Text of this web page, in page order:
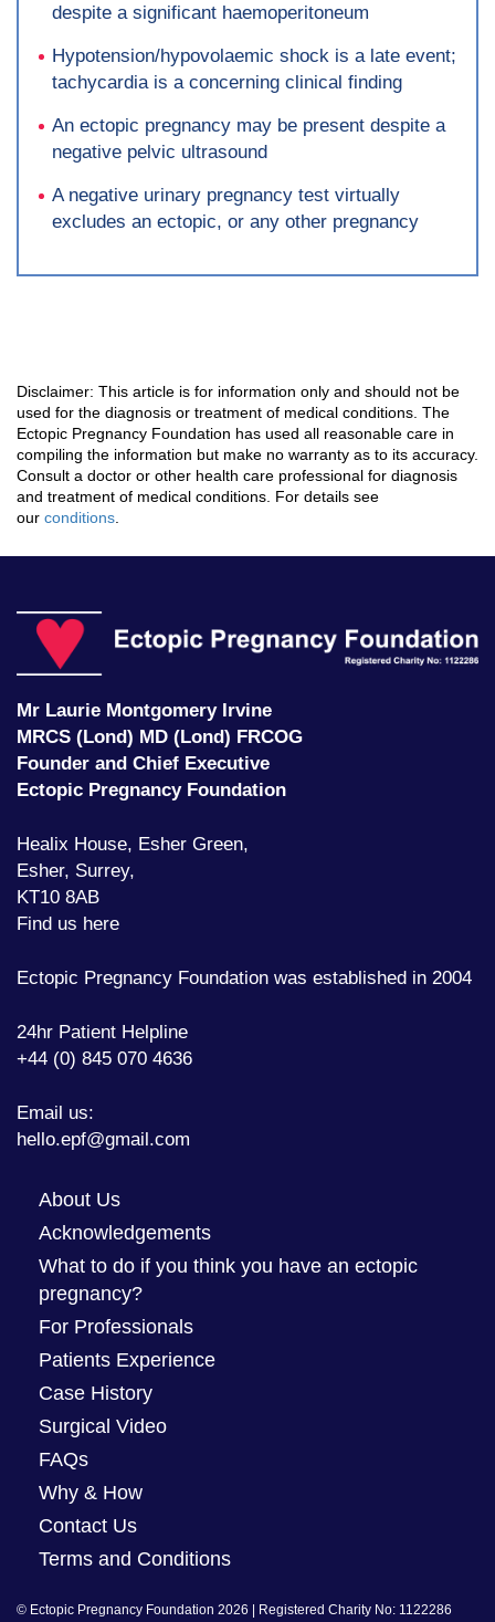
despite a significant haemoperitoneum
Hypotension/hypovolaemic shock is a late event;
tachycardia is a concerning clinical finding
An ectopic pregnancy may be present despite a
negative pelvic ultrasound
A negative urinary pregnancy test virtually
excludes an ectopic, or any other pregnancy
Disclaimer: This article is for information only and should not be
used for the diagnosis or treatment of medical conditions. The
Ectopic Pregnancy Foundation has used all reasonable care in
compiling the information but make no warranty as to its accuracy.
Consult a doctor or other health care professional for diagnosis
and treatment of medical conditions. For details see
our conditions
Mr Laurie Montgomery Irvine
MRCS (Lond) MD (Lond) FRCOG
Founder and Chief Executive
Ectopic Pregnancy Foundation
Healix House, Esher Green,
Esher, Surrey,
KT10 8AB
Find us here
Ectopic Pregnancy Foundation was established in 2004
24hr Patient Helpline
+44 (0) 845 070 4636
Email us:
hello.epf@gmail.com
About Us
Acknowledgements
What to do if you think you have an ectopic
pregnancy?
For Professionals
Patients Experience
Case History
Surgical Video
FAQs
Why & How
Contact Us
Terms and Conditions
© Ectopic Pregnancy Foundation 2026 | Registered Charity No: 1122286